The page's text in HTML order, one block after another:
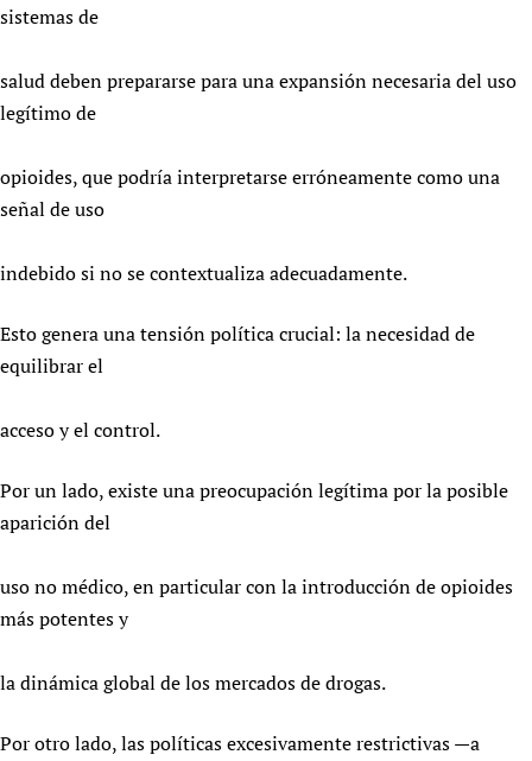
sistemas de
salud deben prepararse para una expansión necesaria del uso
legítimo de
opioides, que podría interpretarse erróneamente como una
señal de uso
indebido si no se contextualiza adecuadamente.
Esto genera una tensión política crucial: la necesidad de
equilibrar el
acceso y el control.
Por un lado, existe una preocupación legítima por la posible
aparición del
uso no médico, en particular con la introducción de opioides
más potentes y
la dinámica global de los mercados de drogas.
Por otro lado, las políticas excesivamente restrictivas —a